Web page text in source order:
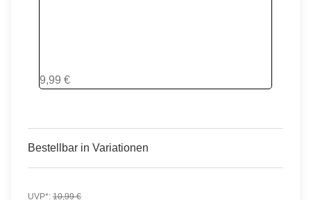
SUPER LEMON
9,99 €
Bestellbar in Variationen
UVP*: 10,99 €